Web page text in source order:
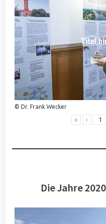
Titel
© Dr. Frank Wecker
« ‹
Die Jahre